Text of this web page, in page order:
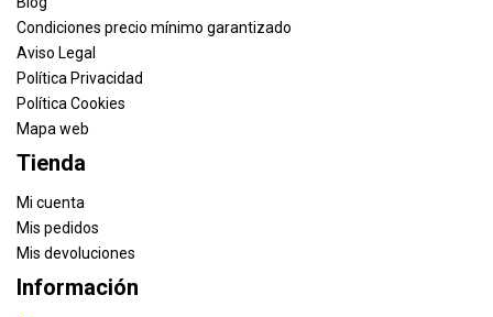
Condiciones precio mínimo garantizado
Aviso Legal
Política Privacidad
Política Cookies
Mapa web
Tienda
Mi cuenta
Mis pedidos
Mis devoluciones
Información